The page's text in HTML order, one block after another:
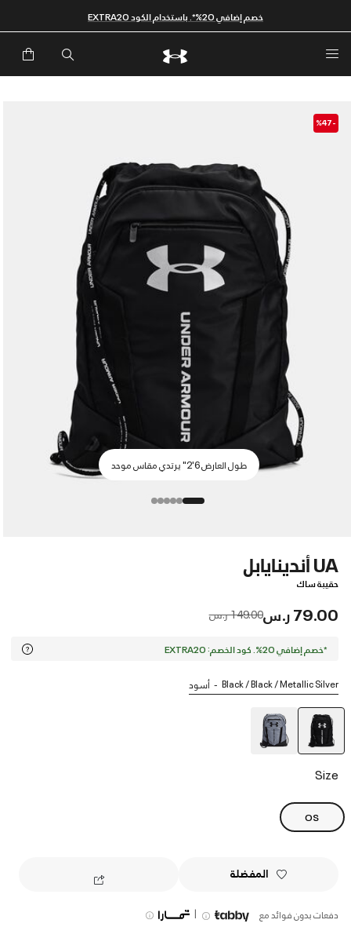
خصم إضافي 20%*. باستخدام الكود EXTRA20
-%47
طول العارض 6'2" يرتدي مقاس موحد
UA أندينايابل
حقيبة ساك
79.00 ر.س Price reduced from
149.00 ر.س to
*خصم إضافي 20%. كود الخصم: EXTRA20
Black / Black / Metallic Silver أسود
Size
OS
المفضلة
دفعات بدون فوائد مع |